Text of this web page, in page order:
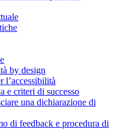
by design
l’accessibilità
e criteri di successo
una dichiarazione di
di feedback e procedura di